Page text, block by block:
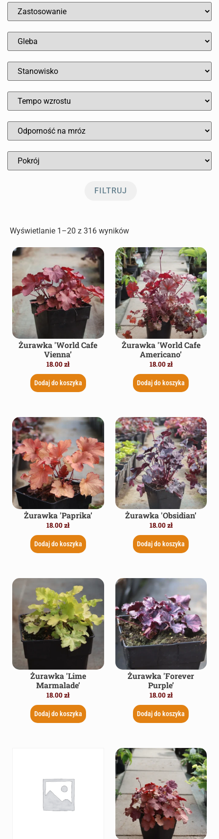
FILTRUJ
Wyświetlanie 1–20 z 316 wyników
Żurawka 'World Cafe
Vienna’
18.00zł
Dodaj do koszyka
Żurawka 'World Cafe
Americano’
18.00zł
Dodaj do koszyka
Żurawka 'Paprika’
18.00zł
Dodaj do koszyka
Żurawka 'Obsidian’
18.00zł
Dodaj do koszyka
Żurawka 'Lime
Marmalade’
18.00zł
Dodaj do koszyka
Żurawka 'Forever
Purple’
18.00zł
Dodaj do koszyka